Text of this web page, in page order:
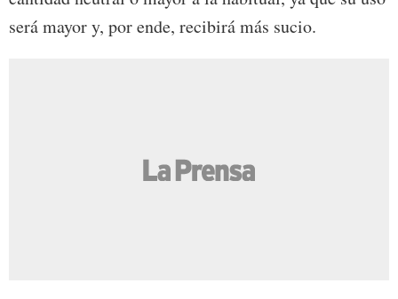
será mayor y, por ende, recibirá más sucio.